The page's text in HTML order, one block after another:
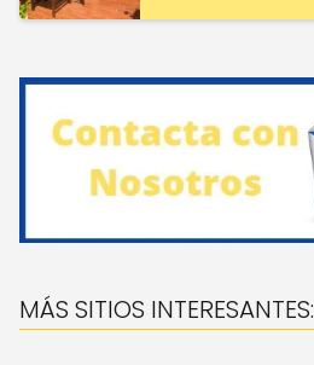
MÁS SITIOS INTERESANTES: